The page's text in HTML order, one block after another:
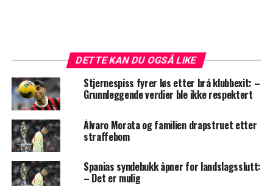
DETTE KAN DU OGSÅ LIKE
Stjernespiss fyrer løs etter brå klubbexit: –
Grunnleggende verdier ble ikke respektert
Álvaro Morata og familien drapstruet etter
straffebom
Spanias syndebukk åpner for landslagsslutt:
– Det er mulig